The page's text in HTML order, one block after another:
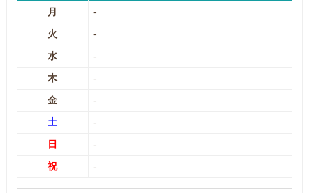
月
-
火
-
水
-
木
-
金
-
土
-
日
-
祝
-